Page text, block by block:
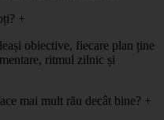
+
obiective, fiecare plan ține
ritmul zilnic și
mai mult rău decât bine? +